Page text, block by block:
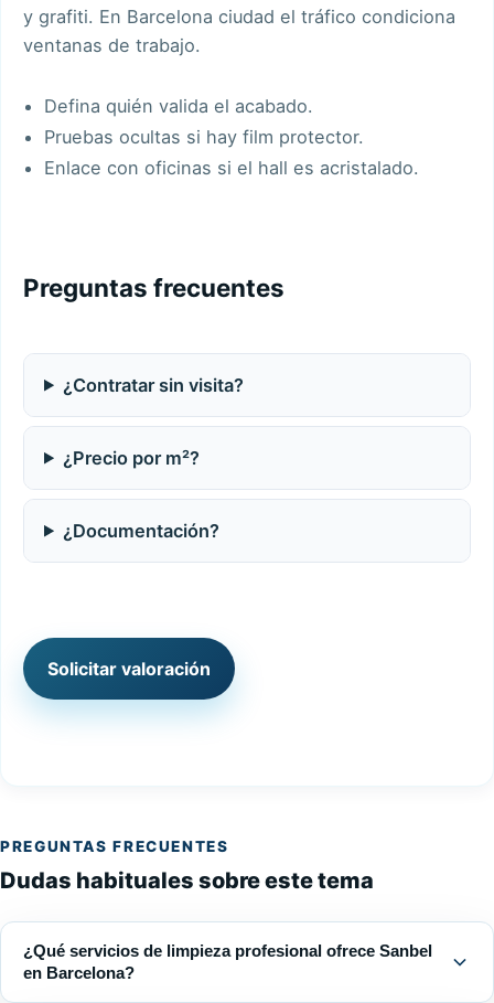
y grafiti. En Barcelona ciudad el tráfico condiciona
ventanas de trabajo.
Defina quién valida el acabado.
Pruebas ocultas si hay film protector.
Enlace conoficinas si el hall es acristalado.
Preguntas frecuentes
¿Contratar sin visita?
¿Precio por m²?
¿Documentación?
Solicitar valoración
PREGUNTAS FRECUENTES
Dudas habituales sobre este tema
¿Qué servicios de limpieza profesional ofrece Sanbel
en Barcelona?